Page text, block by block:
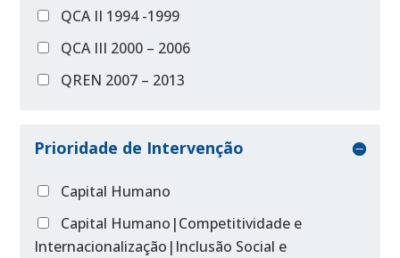
QCA II 1994 -1999
QCA III 2000 – 2006
QREN 2007 – 2013
Prioridade de Intervenção
Capital Humano
Capital Humano|Competitividade e
Internacionalização|Inclusão Social e